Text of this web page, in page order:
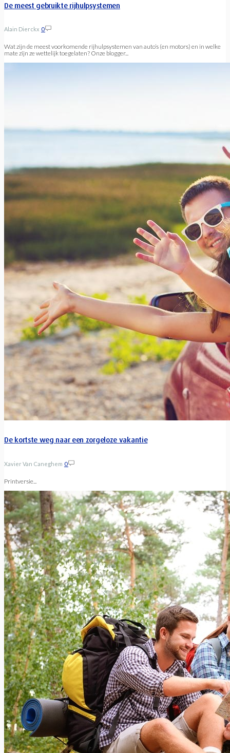
De meest gebruikte rijhulpsystemen
Alain Dierckx 0
Wat zijn de meest voorkomende rijhulpsystemen van auto’s (en motors) en in welke
mate zijn ze wettelijk toegelaten? Onze blogger...
De kortste weg naar een zorgeloze vakantie
Xavier Van Caneghem 0
Printversie...